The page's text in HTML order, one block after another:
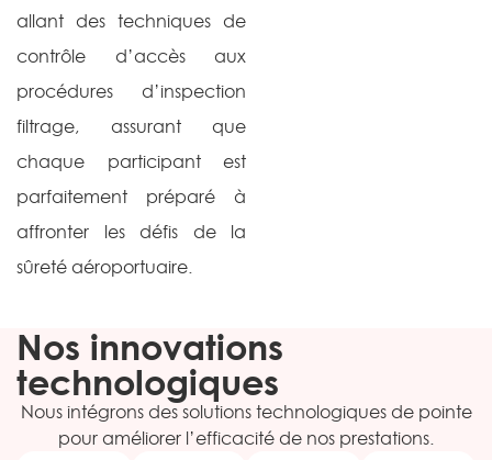
allant des techniques de
contrôle d’accès aux
procédures d’inspection
filtrage, assurant que
chaque participant est
parfaitement préparé à
affronter les défis de la
sûreté aéroportuaire.
Nos innovations
technologiques
Nous intégrons des solutions technologiques de pointe
pour améliorer l’efficacité de nos prestations.